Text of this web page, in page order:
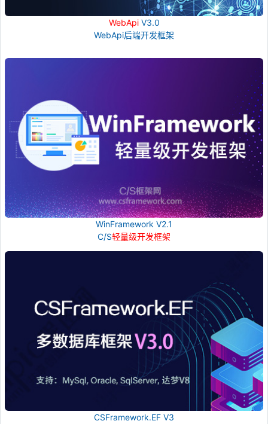
WebApiV3.0
WebApi后端开发框架
WinFramework V2.1
C/S轻量级开发框架
CSFramework.EF V3